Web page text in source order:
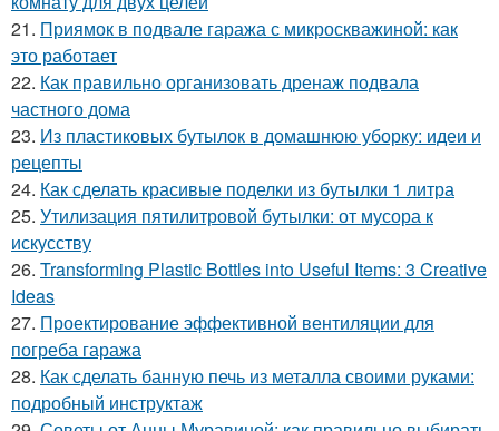
21. Приямок в подвале гаража с микроскважиной: как
это работает
22. Как правильно организовать дренаж подвала
частного дома
23. Из пластиковых бутылок в домашнюю уборку: идеи и
рецепты
24. Как сделать красивые поделки из бутылки 1 литра
25. Утилизация пятилитровой бутылки: от мусора к
искусству
26. Transforming Plastic Bottles into Useful Items: 3 Creative
Ideas
27. Проектирование эффективной вентиляции для
погреба гаража
28. Как сделать банную печь из металла своими руками:
подробный инструктаж